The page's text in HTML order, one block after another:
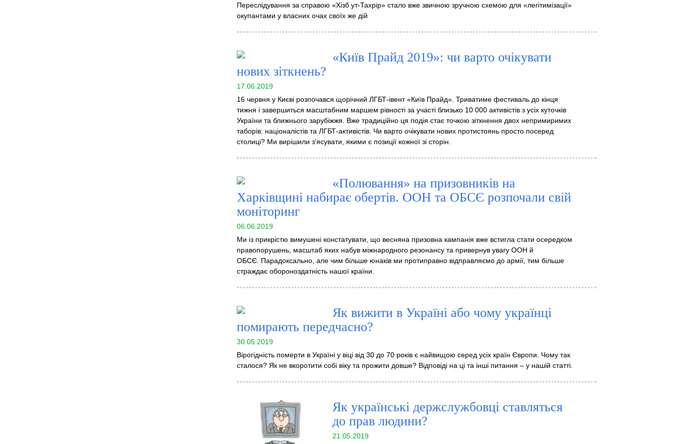
Переслідування за справою «Хізб ут-Тахрір» стало вже звичною зручною схемою для «легітимізації»
окупантами у власних очах своїх же дій
«Київ Прайд 2019»: чи варто очікувати
нових зіткнень?
17.06.2019
16 червня у Києві розпочався щорічний ЛГБТ-івент «Київ Прайд». Триватиме фестиваль до кінця
тижня і завершиться масштабним маршем рівності за участі близько 10 000 активістів з усіх куточків
України та ближнього зарубіжжя. Вже традиційно ця подія стає точкою зіткнення двох непримиримих
таборів: націоналістів та ЛГБТ-активістів. Чи варто очікувати нових протистоянь просто посеред
столиці? Ми вирішили з’ясувати, якими є позиції кожної зі сторін.
«Полювання» на призовників на
Харківщині набирає обертів. ООН та ОБСЄ розпочали свій
моніторинг
06.06.2019
Ми із прикрістю вимушені констатувати, що весняна призовна кампанія вже встигла стати осередком
правопорушень, масштаб яких набув міжнародного резонансу та привернув увагу ООН й
ОБСЄ. Парадоксально, але чим більше юнаків ми протиправно відправляємо до армії, тим більше
страждає обороноздатність нашої країни.
Як вижити в Україні або чому українці
помирають передчасно?
30.05.2019
Вірогідність померти в Україні у віці від 30 до 70 років є найвищою серед усіх країн Європи. Чому так
сталося? Як не вкоротити собі віку та прожити довше? Відповіді на ці та інші питання – у нашій статті.
Як українські держслужбовці ставляться
до прав людини?
21.05.2019